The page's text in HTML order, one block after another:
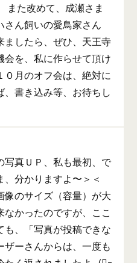
た改めて、成瀬さま
さん飼いの愛鳥家さん
ましたら、ぜひ、天王寺
を、私に作らせて頂け
０月のオフ会は、絶対に
書き込み等、お待ちし
写真ＵＰ、私も最初、で
分かりますよ〜＞＜
のサイズ（容量）が大
かったのですが、ここ
、「写真が投稿できな
ーさんからは、一度も